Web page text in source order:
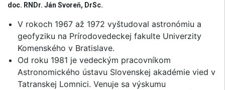
doc. RNDr. Ján Svoreň, DrSc.
V rokoch 1967 až 1972 vyštudoval astronómiu a
geofyziku na Prírodovedeckej fakulte Univerzity
Komenského v Bratislave.
Od roku 1981 je vedeckým pracovníkom
Astronomického ústavu Slovenskej akadémie vied v
Tatranskej Lomnici. Venuje sa výskumu